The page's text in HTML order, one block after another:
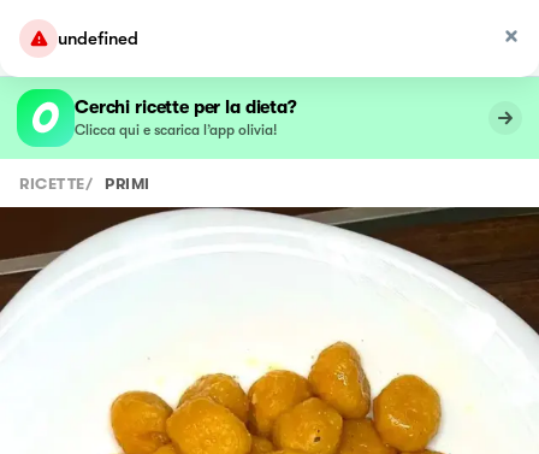
undefined
Cerchi ricette per la dieta?
Clicca qui e scarica l’app olivia!
RICETTE/ PRIMI